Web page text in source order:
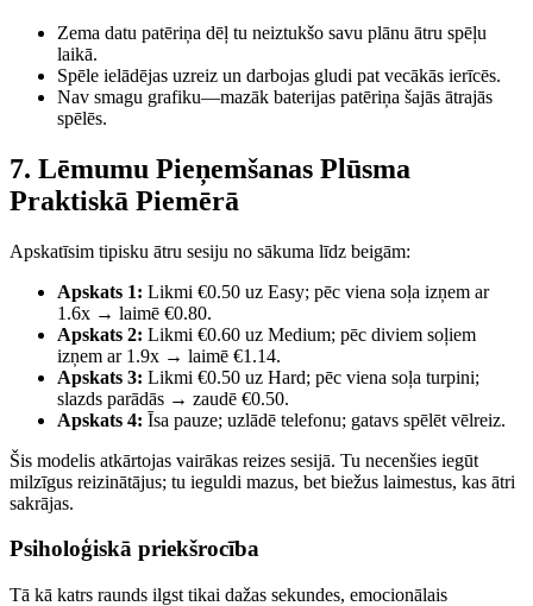
Zema datu patēriņa dēļ tu neiztukšo savu plānu ātru spēļu
laikā.
Spēle ielādējas uzreiz un darbojas gludi pat vecākās ierīcēs.
Nav smagu grafiku—mazāk baterijas patēriņa šajās ātrajās
spēlēs.
7. Lēmumu Pieņemšanas Plūsma
Praktiskā Piemērā
Apskatīsim tipisku ātru sesiju no sākuma līdz beigām:
Apskats 1: Likmi €0.50 uz Easy; pēc viena soļa izņem ar
1.6x → laimē €0.80.
Apskats 2: Likmi €0.60 uz Medium; pēc diviem soļiem
izņem ar 1.9x → laimē €1.14.
Apskats 3: Likmi €0.50 uz Hard; pēc viena soļa turpini;
slazds parādās → zaudē €0.50.
Apskats 4: Īsa pauze; uzlādē telefonu; gatavs spēlēt vēlreiz.
Šis modelis atkārtojas vairākas reizes sesijā. Tu necenšies iegūt
milzīgus reizinātājus; tu ieguldi mazus, bet biežus laimestus, kas ātri
sakrājas.
Psiholoģiskā priekšrocība
Tā kā katrs raunds ilgst tikai dažas sekundes, emocionālais